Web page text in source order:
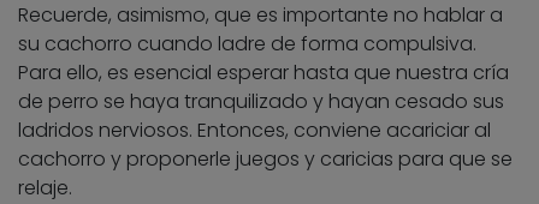
Recuerde, asimismo, que es importante no hablar a
su cachorro cuando ladre de forma compulsiva.
Para ello, es esencial esperar hasta que nuestra cría
de perro se haya tranquilizado y hayan cesado sus
ladridos nerviosos. Entonces, conviene acariciar al
cachorro y proponerle juegos y caricias para que se
relaje.